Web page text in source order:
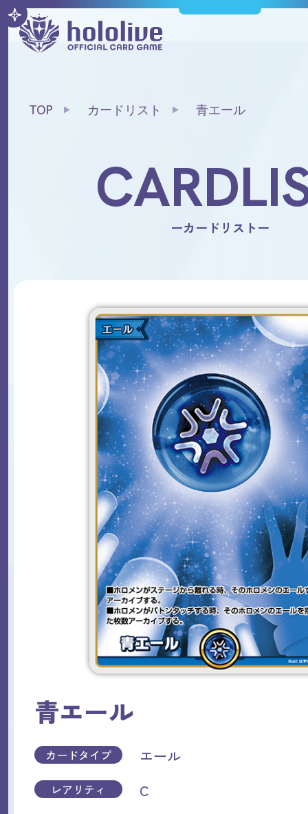
TOP カードリスト 青エール
ーカードリストー
青エール
カードタイプ エール
レアリティ C